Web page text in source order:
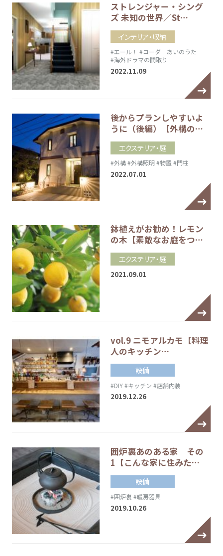
ストレンジャー・シング
ズ 未知の世界／St…
インテリア・収納
#エール！ #コーダ あいのうた
#海外ドラマの間取り
2022.11.09
後からプランしやすいよ
うに（後編）【外構の…
エクステリア・庭
#外構#外構照明 #物置 #門柱
2022.07.01
鉢植えがお勧め！レモン
の木【素敵なお庭をつ…
エクステリア・庭
2021.09.01
vol.9 ニモアルカモ【料理
人のキッチン…
設備
#DIY#キッチン #店舗内装
2019.12.26
囲炉裏あのある家 その
1【こんな家に住みた…
設備
#囲炉裏 #暖房器具
2019.10.26